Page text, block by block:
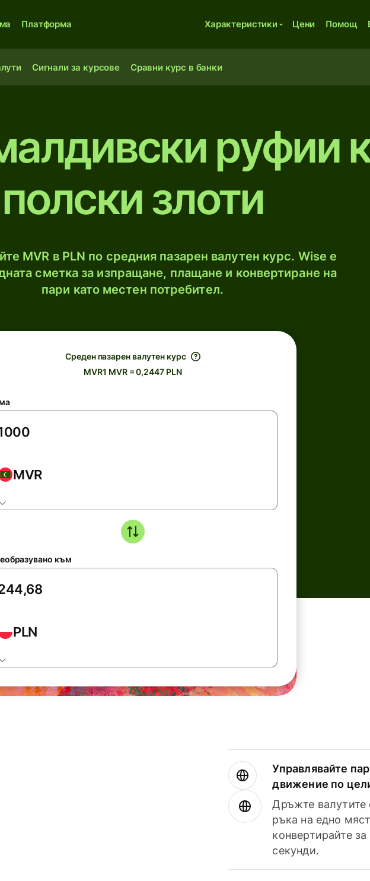
Платформа Характеристики Цени Помощ
Сигнали за курсове Сравни курс в банки
руфии
полски злоти
MVR в PLN по средния пазарен валутен курс. Wise е
сметка за изпращане, плащане и конвертиране на
пари като местен потребител.
Среден пазарен валутен курс
MVR1 MVR = 0,2447 PLN
MVR
към
PLN
Управлявайте
движение по
Дръжте валутите
ръка на едно
конвертирайте за
секунди.